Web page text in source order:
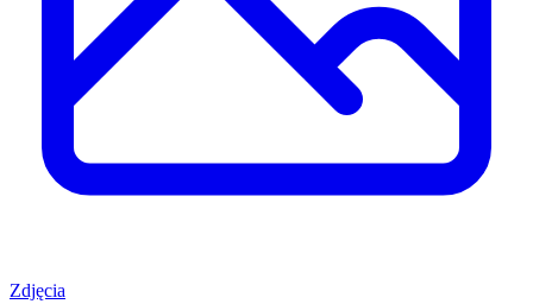
Zdjęcia